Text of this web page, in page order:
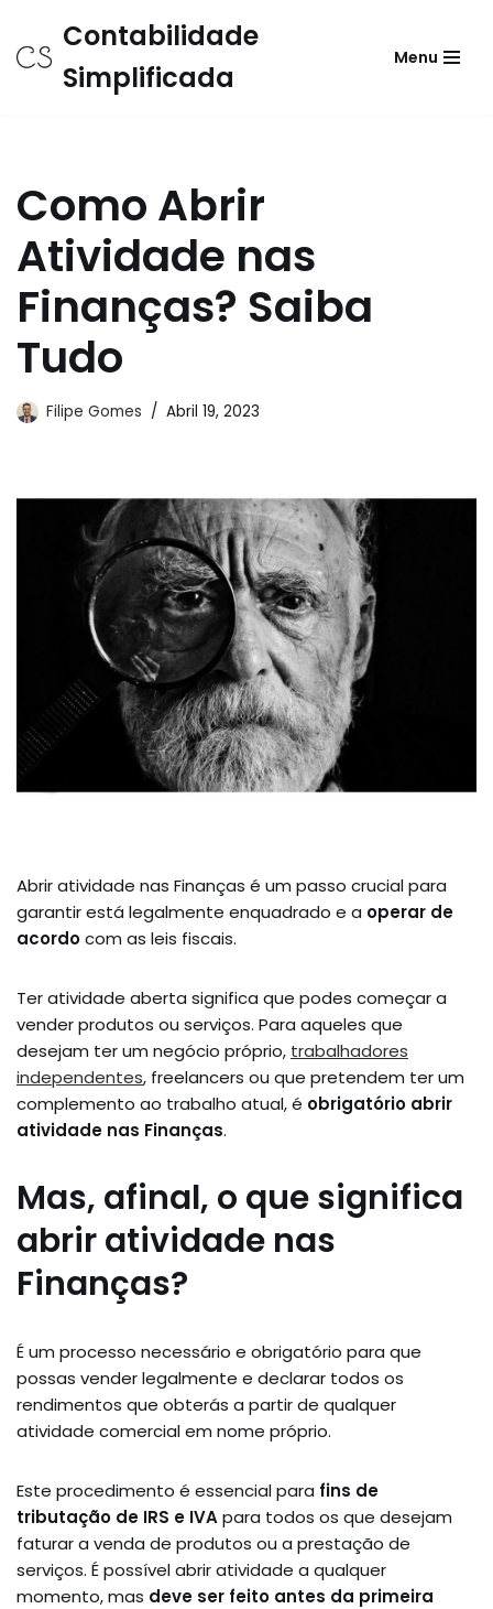
Avançar
Contabilidade
Simplificada
Menu
Como Abrir
Atividade nas
Finanças? Saiba
Tudo
Filipe Gomes Abril 19, 2023
Abrir atividade nas Finanças é um passo crucial para
garantir está legalmente enquadrado e a operar de
acordocom as leis fiscais.
Ter atividade aberta significa que podes começar a
vender produtos ou serviços. Para aqueles que
desejam ter um negócio próprio, trabalhadores
independentes, freelancers ou que pretendem ter um
complemento ao trabalho atual, é obrigatório abrir
atividade nas Finanças.
Mas, afinal, o que significa
abrir atividade nas
Finanças?
É um processo necessário e obrigatório para que
possas vender legalmente e declarar todos os
rendimentos que obterás a partir de qualquer
atividade comercial em nome próprio.
Este procedimento é essencial para fins de
tributação de IRS e IVApara todos os que desejam
faturar a venda de produtos ou a prestação de
serviços. É possível abrir atividade a qualquer
momento, mas deve ser feito antes da primeira